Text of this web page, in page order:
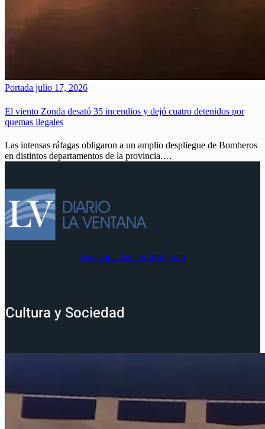
Portada julio 17, 2026
El viento Zonda desató 35 incendios y dejó cuatro detenidos por
quemas ilegales
Las intensas ráfagas obligaron a un amplio despliegue de Bomberos
en distintos departamentos de la provincia.…
Facebook Twitter Instagram
Cultura y Sociedad